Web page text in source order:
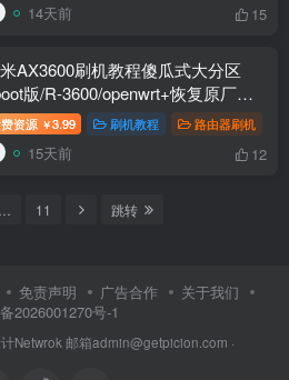
14天前 15
AX3600刷机教程傻瓜式大分区
版/R-3600/openwrt+恢复原厂教
资源 ￥3.99 刷机教程 路由器刷机
15天前 12
11 跳转
免责声明 广告合作
关于我们
2026001270号-1
Netwrok 邮箱admin@getpicion.com ·